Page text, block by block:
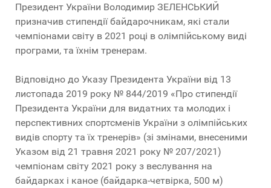
Президент України Володимир ЗЕЛЕНСЬКИЙ
призначив стипендії байдарочникам, які стали
чемпіонами світу в 2021 році в олімпійському виді
програми, та їхнім тренерам.
Відповідно до Указу Президента України від 13
листопада 2019 року № 844/2019 «Про стипендії
Президента України для видатних та молодих і
перспективних спортсменів України з олімпійських
видів спорту та їх тренерів» (зі змінами, внесеними
Указом від 21 травня 2021 року № 207/2021)
чемпіонам світу 2021 року з веслування на
байдарках і каное (байдарка-четвірка, 500 м)